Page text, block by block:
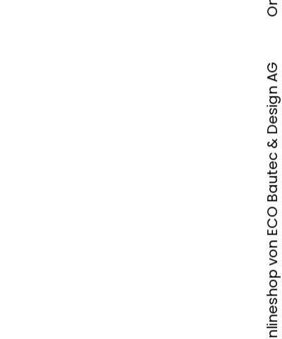
Onlineshop von ECO Bautec & Design AG